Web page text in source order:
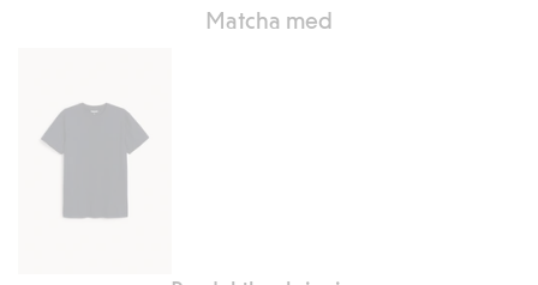
Matcha med